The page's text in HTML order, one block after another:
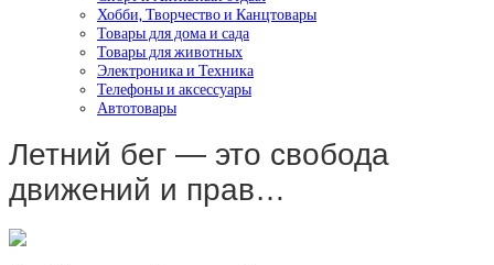
Хобби, Творчество и Канцтовары
Товары для дома и сада
Товары для животных
Электроника и Техника
Телефоны и аксессуары
Автотовары
Летний бег — это свобода
движений и прав…